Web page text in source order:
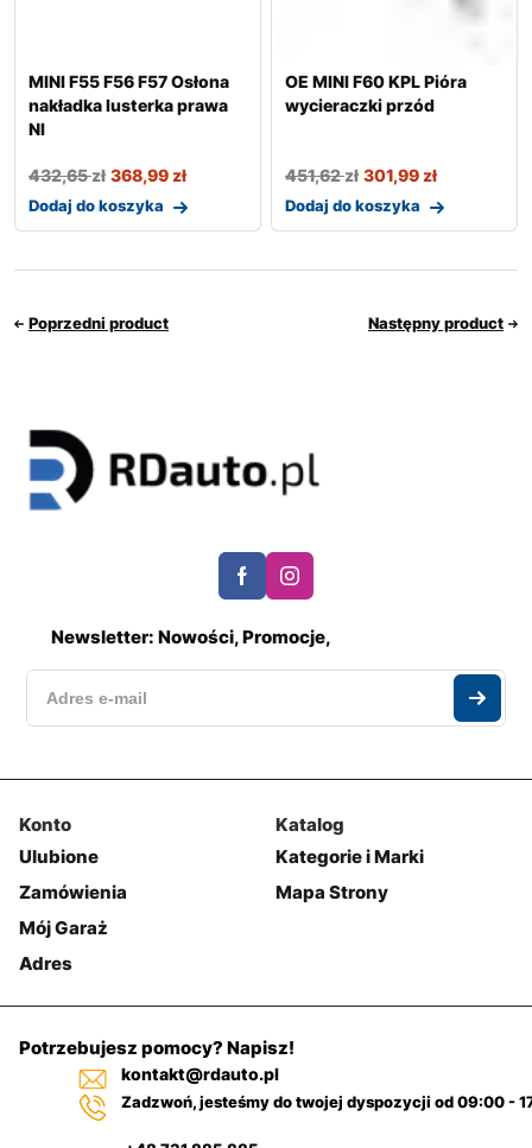
MINI F55 F56 F57 Osłona
nakładka lusterka prawa
NI
432,65zł 368,99zł
Dodaj do koszyka
OE MINI F60 KPL Pióra
wycieraczki przód
451,62zł 301,99zł
Dodaj do koszyka
Poprzedni product Następny product
Newsletter: Nowości, Promocje,
Konto
Ulubione
Zamówienia
Mój Garaż
Adres
Katalog
Kategorie i Marki
Mapa Strony
Potrzebujesz pomocy? Napisz!
kontakt@rdauto.pl
Zadzwoń, jesteśmy do twojej dyspozycji od 09:00 -